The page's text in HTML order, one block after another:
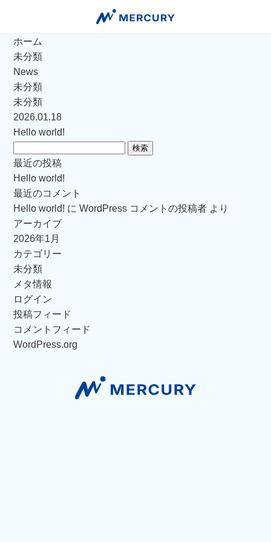
ホーム
未分類
News
未分類
未分類
2026.01.18
Hello world!
索:
最近の投稿
Hello world!
最近のコメント
Hello world! にWordPress コメントの投稿者 より
アーカイブ
2026年1月
カテゴリー
未分類
メタ情報
ログイン
投稿フィード
コメントフィード
WordPress.org